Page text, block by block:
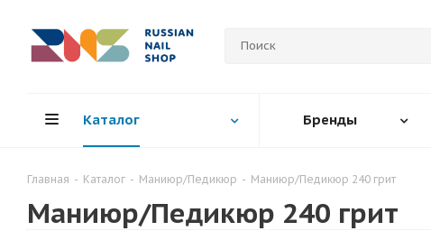
Каталог Бренды
Главная - Каталог - Маниюр/Педикюр - Маниюр/Педикюр 240 грит
Маниюр/Педикюр 240 грит